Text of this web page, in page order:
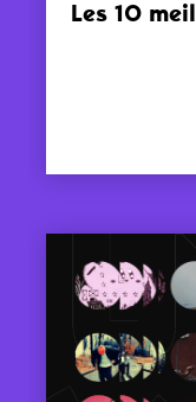
Les 10